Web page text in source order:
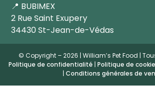
📍 BUBIMEX
2 Rue Saint Exupery
34430 St-Jean-de-Védas
© Copyright – 2026 | William’s Pet Food |
Politique de confidentialité | Politique de
| Conditions générales de